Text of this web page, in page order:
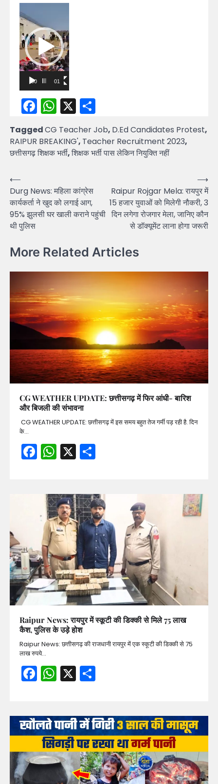
Player
00:00 01:02
Facebook
WhatsApp
X
TaggedCG Teacher Job, D.Ed Candidates Protest,
RAIPUR BREAKING', Teacher Recruitment 2023,
छत्तीसगढ़ शिक्षक भर्ती,शिक्षक भर्ती पास लेकिन नियुक्ति नहीं
Post
navigation
⟵
Durg News: महिला कांग्रेस
कार्यकर्ता ने खुद को लगाई आग,
95% झुलसी घर खाली कराने पहुंची
थी पुलिस
Raipur Rojgar Mela: रायपुर में
15 हजार युवाओं को मिलेगी नौकरी, 3
दिन लगेगा रोजगार मेला, जानिए कौन
से डॉक्यूमेंट लाना होगा जरूरी
⟶
More Related Articles
CG WEATHER UPDATE: छत्तीसगढ़ में फिर आंधी- बारिश
और बिजली की संभावना
CG WEATHER UPDATE: छत्तीसगढ़ में इस समय बहुत तेज गर्मी पड़ रही है. दिन
के…
Facebook
WhatsApp
X
Raipur News: रायपुर में स्कूटी की डिक्की से मिले 75 लाख
कैश, पुलिस के उड़े होश
Raipur News: छत्तीसगढ़ की राजधानी रायपुर में एक स्कूटी की डिक्की से 75
लाख रुपये…
Facebook
WhatsApp
X